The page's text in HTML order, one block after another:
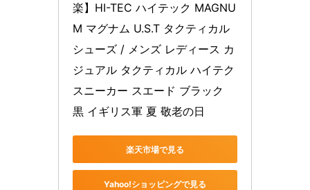
楽】HI-TEC ハイテック MAGNU
M マグナム U.S.T タクティカル
シューズ / メンズ レディース カ
ジュアル タクティカル ハイテク
スニーカー スエード ブラック
黒 イギリス軍 夏 敬老の日
楽天市場で見る
Yahoo!ショッピングで見る